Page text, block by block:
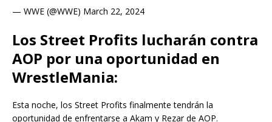
— WWE (@WWE) March 22, 2024
Los Street Profits lucharán contra
AOP por una oportunidad en
WrestleMania:
Esta noche, los Street Profits finalmente tendrán la
oportunidad de enfrentarse a Akam y Rezar de AOP.